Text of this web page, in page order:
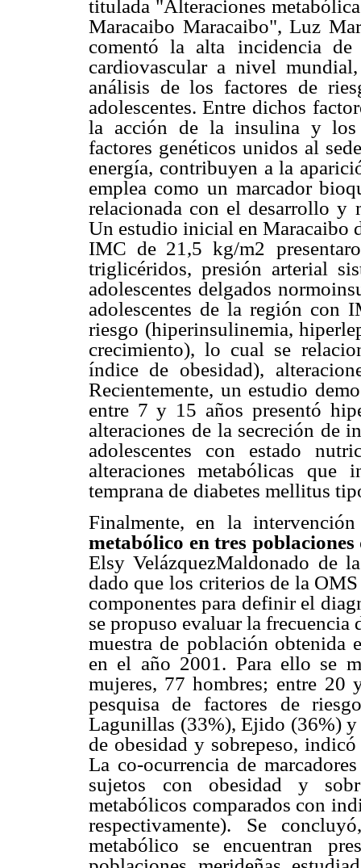
titulada "Alteraciones
Maracaibo Maracaibo", Luz
comentó la alta incidencia
cardiovascular a nivel
análisis de los factores de
adolescentes. Entre dichos
la acción de la insulina y los
factores genéticos unidos al
energía, contribuyen a la
emplea como un marcador
relacionada con el desarrollo y
Un estudio inicial en Maracaibo
IMC de 21,5 kg/m2
triglicéridos, presión arterial
adolescentes delgados
adolescentes de la región con
riesgo (hiperinsulinemia,
crecimiento), lo cual se
índice de obesidad),
Recientemente, un estudio
entre 7 y 15 años presentó
alteraciones de la secreción de
adolescentes con estado
alteraciones metabólicas que
temprana de diabetes mellitus
Finalmente, en la
metabólico en tres poblaciones
Elsy VelázquezMaldonado de la
dado que los criterios de la
componentes para definir el
se propuso evaluar la frecuencia
muestra de población obtenida
en el año 2001. Para ello se
mujeres, 77 hombres; entre 20
pesquisa de
factores de
Lagunillas (33%), Ejido (36%)
de obesidad y sobrepeso,
La co-ocurrencia de
sujetos
con obesidad y
metabólicos comparados con
respectivamente). Se
metabólico se encuentran